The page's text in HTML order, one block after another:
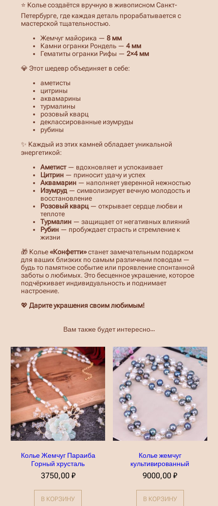
2
0
₽
⭐ Колье создаётся вручную в живописном Санкт-
Петербурге, где каждая деталь прорабатывается с
мастерской тщательностью.
Жемчуг майорика — 8 мм
Камни огранки Рондель — 4 мм
Гематиты огранки Рифы — 2×4 мм
💎 Этот шедевр объединяет в себе:
аметисты
цитрины
аквамарины
турмалины
розовый кварц
деклассированные изумруды
рубины
✨ Каждый из этих камней обладает уникальной
энергетикой:
Аметист— вдохновляет и успокаивает
Цитрин— приносит удачу и успех
Аквамарин— наполняет уверенной нежностью
Изумруд— символизирует вечную молодость и
восстановление
Розовый кварц— открывает сердце любви и
теплоте
Турмалин— защищает от негативных влияний
Рубин— пробуждает страсть и стремление к
жизни
🎁 Колье «Конфетти»станет замечательным подарком
для ваших близких по самым различным поводам —
будь то памятное событие или проявление спонтанной
заботы о любимых. Это бесценное украшение, которое
подчёркивает индивидуальность и поднимает
настроение.
💖 Дарите украшения своим любимым!
Вам также будет интересно…
Колье Жемчуг Параиба
Горный хрусталь
3750,00 ₽
В КОРЗИНУ
Колье жемчуг
культивированный
9000,00₽
В КОРЗИНУ